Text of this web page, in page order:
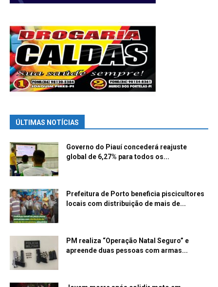
ÚLTIMAS NOTÍCIAS
Governo do Piauí concederá reajuste
global de 6,27% para todos os...
Prefeitura de Porto beneficia piscicultores
locais com distribuição de mais de...
PM realiza “Operação Natal Seguro” e
apreende duas pessoas com armas...